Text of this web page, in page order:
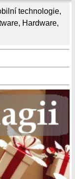
technologie,
, Hardware,